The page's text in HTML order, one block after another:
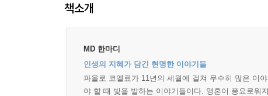
책소개
MD 한마디
인생의 지혜가 담긴 현명한 이야기들
파울로 코엘료가 11년의 세월에 걸쳐 무수히 많은 이
야 할 때 빛을 발하는 이야기들이다. 영혼이 풍요로워